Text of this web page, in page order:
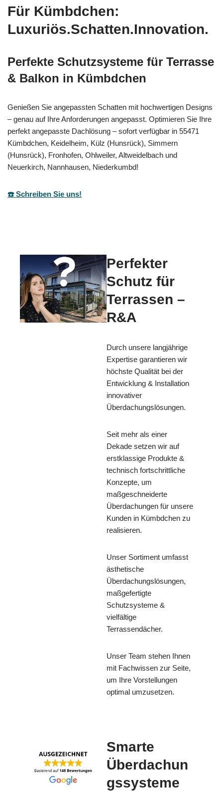
Für Kümbdchen:
Luxuriös.Schatten.Innovation.
Perfekte Schutzsysteme für Terrasse
& Balkon in Kümbdchen
Genießen Sie angepassten Schatten mit hochwertigen Designs
– genau auf Ihre Anforderungen angepasst. Optimieren Sie Ihre
perfekt angepasste Dachlösung – sofort verfügbar in 55471
Kümbdchen, Keidelheim, Külz (Hunsrück), Simmern
(Hunsrück), Fronhofen, Ohlweiler, Altweidelbach und
Neuerkirch, Nannhausen, Niederkumbd!
☎️ Schreiben Sie uns!
Perfekter
Schutz für
Terrassen –
R&A
Durch unsere langjährige
Expertise garantieren wir
höchste Qualität bei der
Entwicklung & Installation
innovativer
Überdachungslösungen.
Seit mehr als einer
Dekade setzen wir auf
erstklassige Produkte &
technisch fortschrittliche
Konzepte, um
maßgeschneiderte
Überdachungen für unsere
Kunden in Kümbdchen zu
realisieren.
Unser Sortiment umfasst
ästhetische
Überdachungslösungen,
maßgefertigte
Schutzsysteme &
vielfältige
Terrassendächer.
Unser Team stehen Ihnen
mit Fachwissen zur Seite,
um Ihre Vorstellungen
optimal umzusetzen.
Smarte
Überdachun
gssysteme